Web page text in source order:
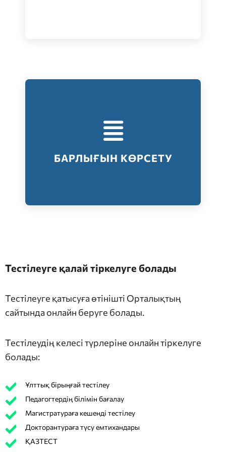
БАРЛЫҒЫН КӨРСЕТУ
Тестілеудің барлық түрлері
Барлығын көрсету
Тестілеуге қалай тіркелуге болады
Тестілеуге қатысуға өтінішті Орталықтың
сайтында онлайн беруге болады.
Тестілеудің келесі түрлеріне онлайн тіркелуге
болады:
Ұлттық бірыңғай тестілеу
Педагогтердің білімін бағалау
Магистратураға кешенді тестілеу
Докторантураға түсу емтихандары
ҚАЗТЕСТ